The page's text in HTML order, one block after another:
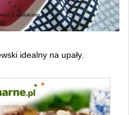
idealny na upały.